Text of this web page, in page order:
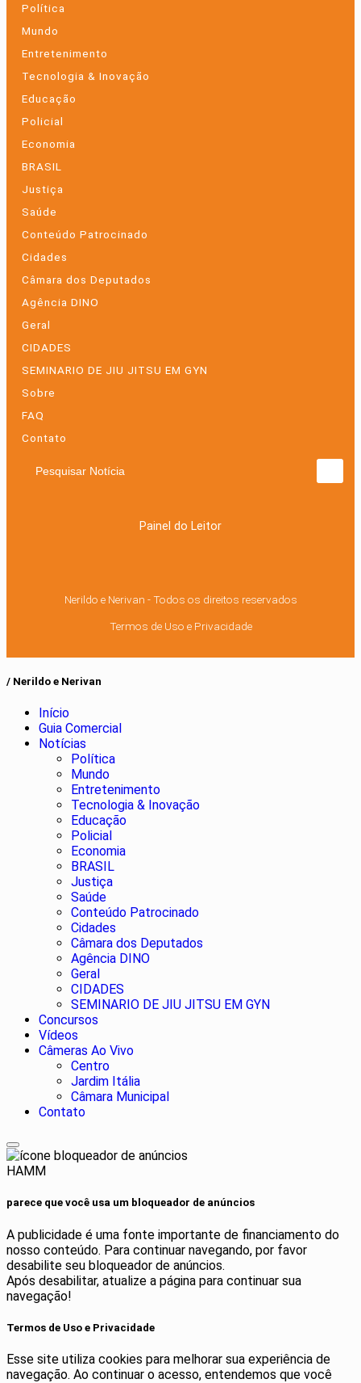
Política
Mundo
Entretenimento
Tecnologia & Inovação
Educação
Policial
Economia
BRASIL
Justiça
Saúde
Conteúdo Patrocinado
Cidades
Câmara dos Deputados
Agência DINO
Geral
CIDADES
SEMINARIO DE JIU JITSU EM GYN
Sobre
FAQ
Contato
Pesquisar Notícia
Painel do Leitor
Nerildo e Nerivan - Todos os direitos reservados
Termos de Uso e Privacidade
/ Nerildo e Nerivan
Início
Guia Comercial
Notícias
Política
Mundo
Entretenimento
Tecnologia & Inovação
Educação
Policial
Economia
BRASIL
Justiça
Saúde
Conteúdo Patrocinado
Cidades
Câmara dos Deputados
Agência DINO
Geral
CIDADES
SEMINARIO DE JIU JITSU EM GYN
Concursos
Vídeos
Câmeras Ao Vivo
Centro
Jardim Itália
Câmara Municipal
Contato
HAMM
parece que você usa um bloqueador de anúncios
A publicidade é uma fonte importante de financiamento do
nosso conteúdo. Para continuar navegando, por favor
desabilite seu bloqueador de anúncios.
Após desabilitar, atualize a página para continuar sua
navegação!
Termos de Uso e Privacidade
Esse site utiliza cookies para melhorar sua experiência de
navegação. Ao continuar o acesso, entendemos que você